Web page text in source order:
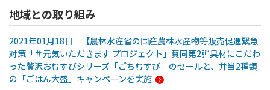
地域との取り組み
2021年01月18日 【農林水産省の国産農林水産物等販売促進緊急
対策「＃元気いただきます プロジェクト」賛同第2弾具材にこだわ
った贅沢おむすびシリーズ「ごちむすび」のセールと、弁当2種類
の「ごはん大盛」キャンペーンを実施